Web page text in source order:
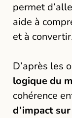
permet
aide à
et à
D’après les
logique du
cohérence
d’impact